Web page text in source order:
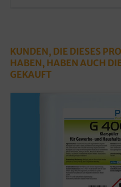
KUNDEN, DIE DIESES
HABEN, HABEN AUCH
GEKAUFT